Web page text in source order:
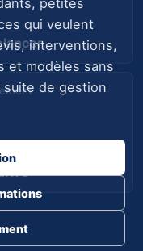
petites
qui veulent
interventions,
et modèles sans
suite de gestion